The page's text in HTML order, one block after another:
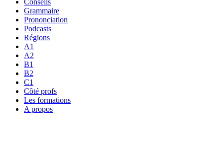
Grammaire
Prononciation
Podcasts
Régions
A1
A2
B1
B2
C1
Côté profs
Les formations
A propos